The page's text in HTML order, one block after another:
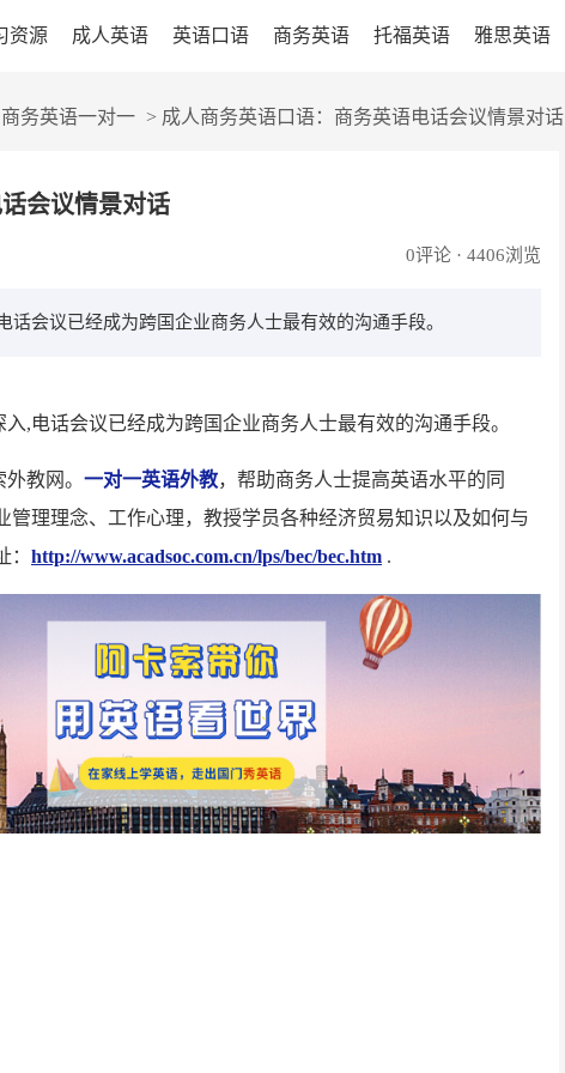
资源 成人英语 英语口语 商务英语 托福英语 雅思英语
商务英语一对一 > 成人商务英语口语：商务英语电话会议情景对话
会议情景对话
0评论 · 4406浏览
会议已经成为跨国企业商务人士最有效的沟通手段。
入,电话会议已经成为跨国企业商务人士最有效的沟通手段。
教网。 一对一英语外教，帮助商务人士提高英语水平的同
管理理念、工作心理，教授学员各种经济贸易知识以及如何与
http://www.acadsoc.com.cn/lps/bec/bec.htm .